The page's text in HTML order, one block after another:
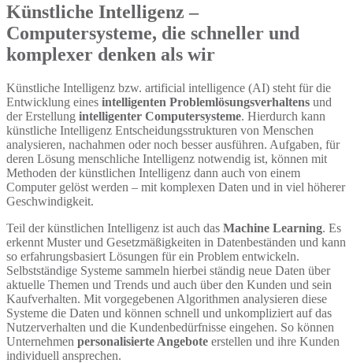
Künstliche Intelligenz–
Computersysteme, die schneller und
komplexer denken als wir
Künstliche Intelligenz bzw. artificial intelligence (AI) steht für die
Entwicklung eines intelligenten Problemlösungsverhaltens und
der Erstellung intelligenter Computersysteme. Hierdurch kann
künstliche Intelligenz Entscheidungsstrukturen von Menschen
analysieren, nachahmen oder noch besser ausführen. Aufgaben, für
deren Lösung menschliche Intelligenz notwendig ist, können mit
Methoden der künstlichen Intelligenz dann auch von einem
Computer gelöst werden – mit komplexen Daten und in viel höherer
Geschwindigkeit.
Teil der künstlichen Intelligenz ist auch das Machine Learning. Es
erkennt Muster und Gesetzmäßigkeiten in Datenbeständen und kann
so erfahrungsbasiert Lösungen für ein Problem entwickeln.
Selbstständige Systeme sammeln hierbei ständig neue Daten über
aktuelle Themen und Trends und auch über den Kunden und sein
Kaufverhalten. Mit vorgegebenen Algorithmen analysieren diese
Systeme die Daten und können schnell und unkompliziert auf das
Nutzerverhalten und die Kundenbedürfnisse eingehen. So können
Unternehmen personalisierte Angebote erstellen und ihre Kunden
individuell ansprechen.